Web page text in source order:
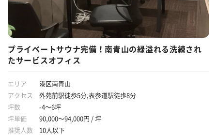
プライベートサウナ完備！南青山の緑溢れる洗練され
たサービスオフィス
エリア
港区南青山
アクセス
外苑前駅徒歩5分,表参道駅徒歩8分
坪数
-4～6坪
坪単価
90,000～94,000円 / 坪
推奨人数
10人以下